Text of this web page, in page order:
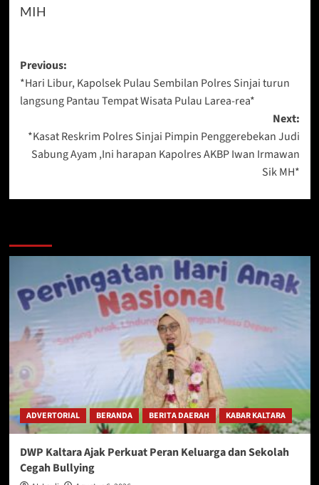
MIH
Post
navigation
Previous:
*Hari Libur, Kapolsek Pulau Sembilan Polres Sinjai turun
langsung Pantau Tempat Wisata Pulau Larea-rea*
Next:
*Kasat Reskrim Polres Sinjai Pimpin Penggerebekan Judi
Sabung Ayam ,Ini harapan Kapolres AKBP Iwan Irmawan
Sik MH*
ADVERTORIAL BERANDA BERITA DAERAH KABAR KALTARA
DWP Kaltara Ajak Perkuat Peran Keluarga dan Sekolah
Cegah Bullying